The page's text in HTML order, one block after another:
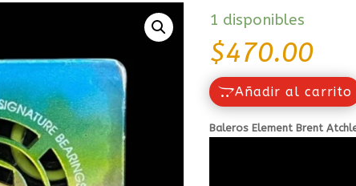
1 disponibles
$470.00
Añadir al carrito
Baleros Element Brent